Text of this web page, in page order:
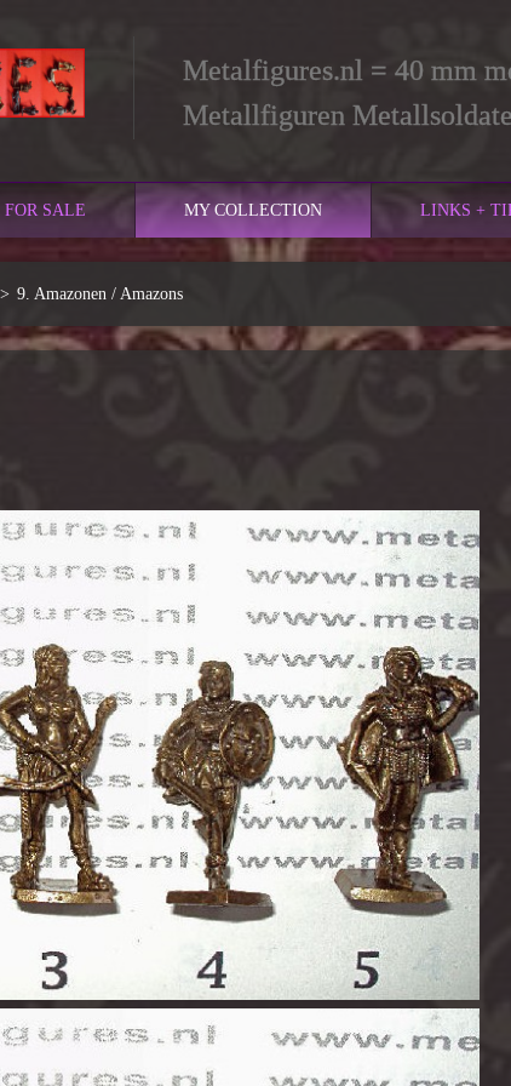
Metalfigures.nl = 40 mm
Metallfiguren
FOR SALE MY COLLECTION LINKS +
> 9. Amazonen / Amazons